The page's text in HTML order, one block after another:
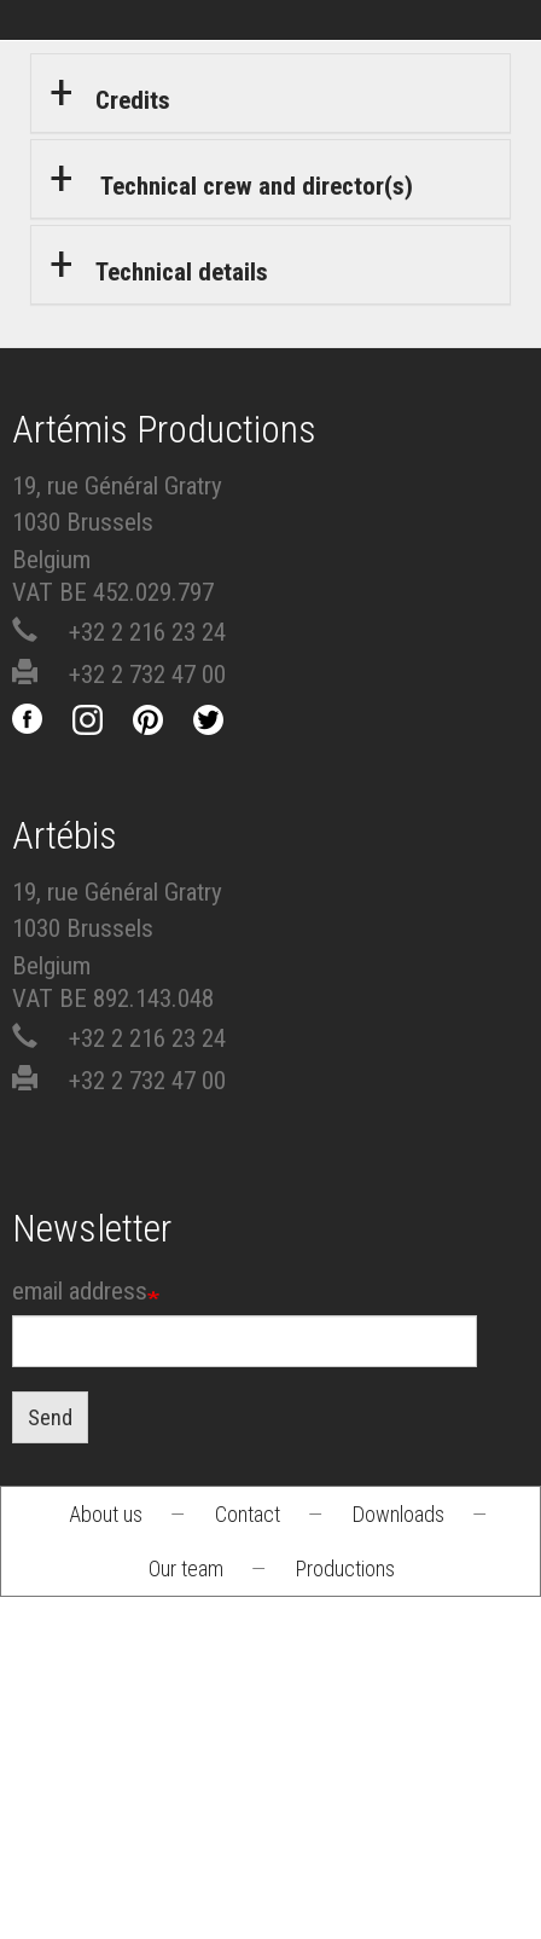
Credits
Technical crew and director(s)
Technical details
Artémis Productions
19, rue Général Gratry
1030 Brussels
Belgium
VAT BE 452.029.797
+32 2 216 23 24
+32 2 732 47 00
Artébis
19, rue Général Gratry
1030 Brussels
Belgium
VAT BE 892.143.048
+32 2 216 23 24
+32 2 732 47 00
Newsletter
email address
Send
menu
About us — Contact — Downloads —
Our team — Productions